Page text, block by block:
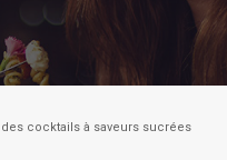
cocktails à saveurs sucrées